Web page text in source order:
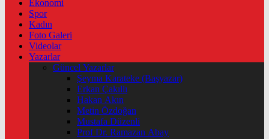
Ekonomi
Spor
Kadın
Foto Galeri
Videolar
Yazarlar
Güncel Yazarlar
Şeyma Karateke (Başyazar)
Erkan Çakıllı
Hakan Akın
Metin Özdoğan
Mustafa Düzenli
Prof Dr. Ramazan Abay